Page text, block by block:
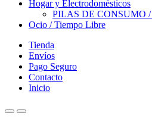
Hogar y Electrodomésticos
PILAS DE CONSUMO
Ocio / Tiempo Libre
Tienda
Envíos
Pago Seguro
Contacto
Inicio